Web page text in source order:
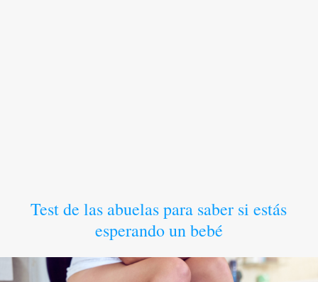
Test de las abuelas para saber si estás
esperando un bebé